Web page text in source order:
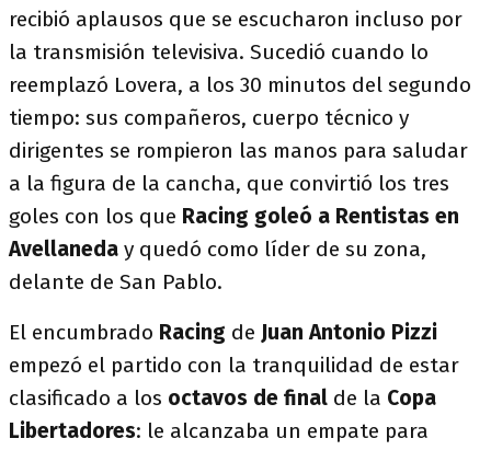
recibió aplausos que se escucharon incluso por
la transmisión televisiva. Sucedió cuando lo
reemplazó Lovera, a los 30 minutos del segundo
tiempo: sus compañeros, cuerpo técnico y
dirigentes se rompieron las manos para saludar
a la figura de la cancha, que convirtió los tres
goles con los que Racing goleó a Rentistas en
Avellaneda y quedó como líder de su zona,
delante de San Pablo.
El encumbrado Racing de Juan Antonio Pizzi
empezó el partido con la tranquilidad de estar
clasificado a los octavos de final de la Copa
Libertadores: le alcanzaba un empate para